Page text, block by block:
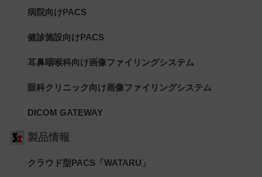
病院向けPACS
健診施設向けPACS
耳鼻咽喉科向け画像ファイリングシステム
眼科クリニック向け画像ファイリングシステム
DICOM GATEWAY
製品情報
クラウド型PACS「WATARU」